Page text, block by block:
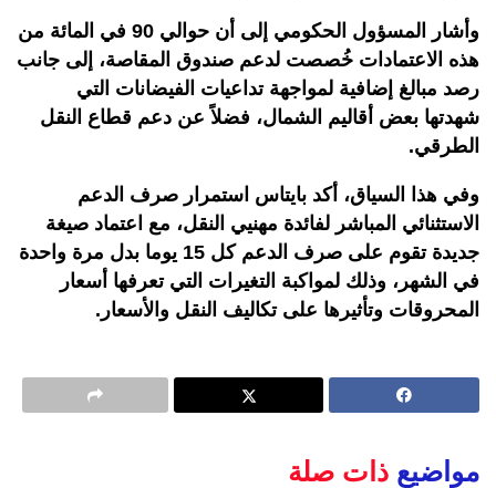
وأشار المسؤول الحكومي إلى أن حوالي 90 في المائة من
هذه الاعتمادات خُصصت لدعم صندوق المقاصة، إلى جانب
رصد مبالغ إضافية لمواجهة تداعيات الفيضانات التي
شهدتها بعض أقاليم الشمال، فضلاً عن دعم قطاع النقل
الطرقي.
وفي هذا السياق، أكد بايتاس استمرار صرف الدعم
الاستثنائي المباشر لفائدة مهنيي النقل، مع اعتماد صيغة
جديدة تقوم على صرف الدعم كل 15 يوما بدل مرة واحدة
في الشهر، وذلك لمواكبة التغيرات التي تعرفها أسعار
المحروقات وتأثيرها على تكاليف النقل والأسعار.
مواضيع ذات صلة